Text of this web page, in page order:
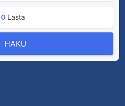
0 Lasta
HAKU